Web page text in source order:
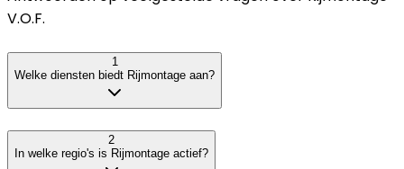
V.O.F.
1
Welke diensten biedt Rijmontage aan?
2
In welke regio's is Rijmontage actief?